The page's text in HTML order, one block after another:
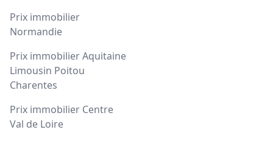
Prix immobilier
Normandie
Prix immobilier Aquitaine
Limousin Poitou
Charentes
Prix immobilier Centre
Val de Loire